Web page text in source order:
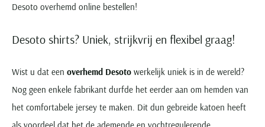
Desoto overhemd online bestellen!
Desoto shirts? Uniek, strijkvrij en flexibel graag!
Wist u dat een overhemd Desoto werkelijk uniek is in de wereld?
Nog geen enkele fabrikant durfde het eerder aan om hemden van
het comfortabele jersey te maken. Dit dun gebreide katoen heeft
als voordeel dat het de ademende en vochtregulerende